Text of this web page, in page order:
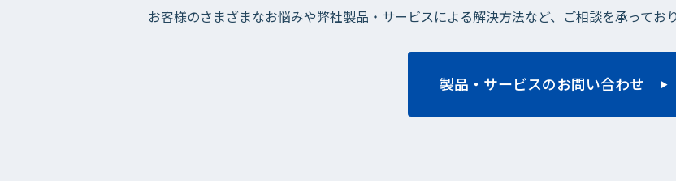
お客様のさまざまなお悩みや弊社製品・サービスによる解決方法など、ご相談を承ってお
製品・サービスのお問い合わせ